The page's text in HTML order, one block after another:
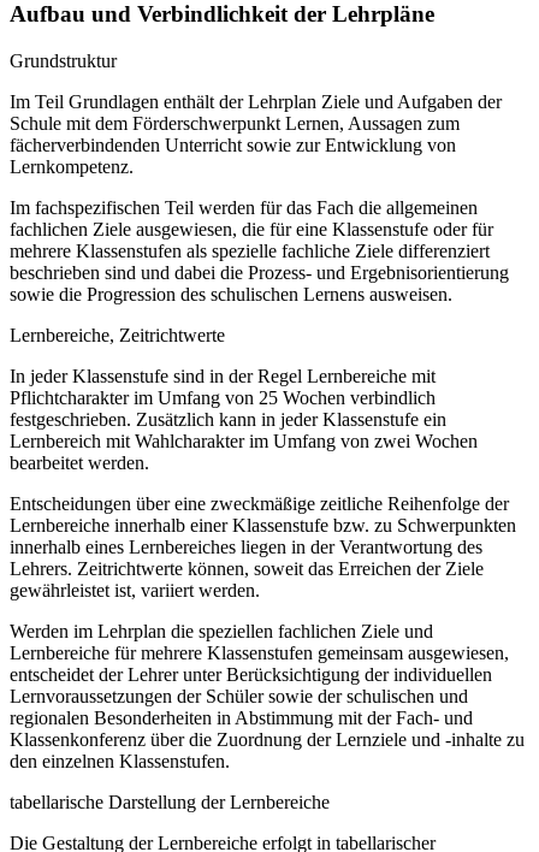
Aufbau und Verbindlichkeit der Lehrpläne
Grundstruktur
Im Teil Grundlagen enthält der Lehrplan Ziele und Aufgaben der
Schule mit dem Förderschwerpunkt Lernen, Aussagen zum
fächerverbindenden Unterricht sowie zur Entwicklung von
Lernkompetenz.
Im fachspezifischen Teil werden für das Fach die allgemeinen
fachlichen Ziele ausgewiesen, die für eine Klassenstufe oder für
mehrere Klassenstufen als spezielle fachliche Ziele differenziert
beschrieben sind und dabei die Prozess- und Ergebnisorientierung
sowie die Progression des schulischen Lernens ausweisen.
Lernbereiche, Zeitrichtwerte
In jeder Klassenstufe sind in der Regel Lernbereiche mit
Pflichtcharakter im Umfang von 25 Wochen verbindlich
festgeschrieben. Zusätzlich kann in jeder Klassenstufe ein
Lernbereich mit Wahlcharakter im Umfang von zwei Wochen
bearbeitet werden.
Entscheidungen über eine zweckmäßige zeitliche Reihenfolge der
Lernbereiche innerhalb einer Klassenstufe bzw. zu Schwerpunkten
innerhalb eines Lernbereiches liegen in der Verantwortung des
Lehrers. Zeitrichtwerte können, soweit das Erreichen der Ziele
gewährleistet ist, variiert werden.
Werden im Lehrplan die speziellen fachlichen Ziele und
Lernbereiche für mehrere Klassenstufen gemeinsam ausgewiesen,
entscheidet der Lehrer unter Berücksichtigung der individuellen
Lernvoraussetzungen der Schüler sowie der schulischen und
regionalen Besonderheiten in Abstimmung mit der Fach- und
Klassenkonferenz über die Zuordnung der Lernziele und -inhalte zu
den einzelnen Klassenstufen.
tabellarische Darstellung der Lernbereiche
Die Gestaltung der Lernbereiche erfolgt in tabellarischer